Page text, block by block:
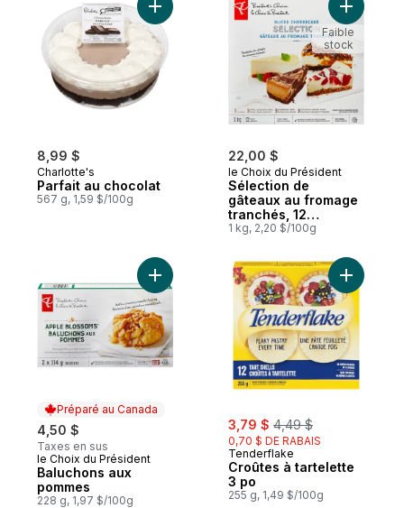
8,99 $
Charlotte's
Parfait au chocolat
567 g, 1,59 $/100g
Ajouter Parfait au chocolat au panier
22,00 $
le Choix du Président
Sélection de
gâteaux au fromage
tranchés, 12
tranches
1 kg, 2,20 $/100g
Ajouter
Faible
stock
Préparé au Canada
4,50 $
Taxes en sus
Préparé au Canada
le Choix du Président
Baluchons aux
pommes
228 g, 1,97 $/100g
Ajouter Baluchons aux pommes au panier
sale:
3,79 $ , formerly:
4,49 $
0,70 $ DE RABAIS
Tenderflake
Croûtes à tartelette
3 po
255 g, 1,49 $/100g
Ajouter